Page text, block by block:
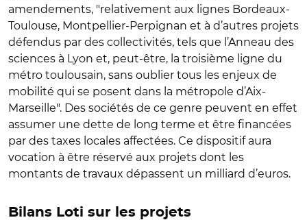
amendements, "relativement aux lignes Bordeaux-
Toulouse, Montpellier-Perpignan et à d’autres projets
défendus par des collectivités, tels que l’Anneau des
sciences à Lyon et, peut-être, la troisième ligne du
métro toulousain, sans oublier tous les enjeux de
mobilité qui se posent dans la métropole d’Aix-
Marseille". Des sociétés de ce genre peuvent en effet
assumer une dette de long terme et être financées
par des taxes locales affectées. Ce dispositif aura
vocation à être réservé aux projets dont les
montants de travaux dépassent un milliard d’euros.
Bilans Loti sur les projets